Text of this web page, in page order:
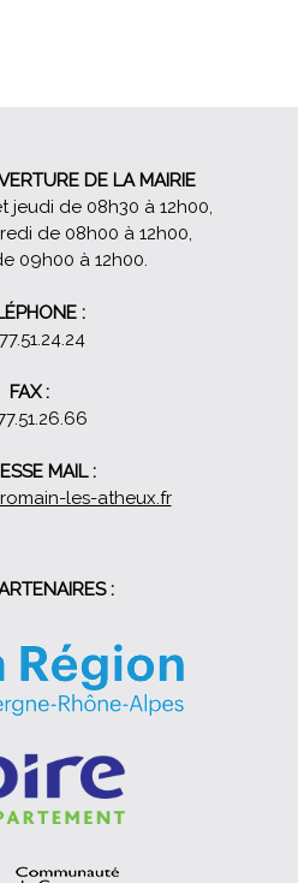
:
DE LA MAIRIE
jeudi de 08h30 à 12h00,
de 08h00 à 12h00,
09h00 à 12h00.
:
FAX :
MAIL :
les-atheux.fr